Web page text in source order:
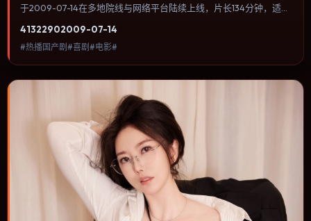
于2009-07-14在多地院线与网络平台陆续上线，片长134分钟，适合
物选择与情节推进，节奏与视听语言统一，可作为休闲观影或类型片
补片的选择。
41322902009-07-14
#热播国产剧#喜剧#电影#